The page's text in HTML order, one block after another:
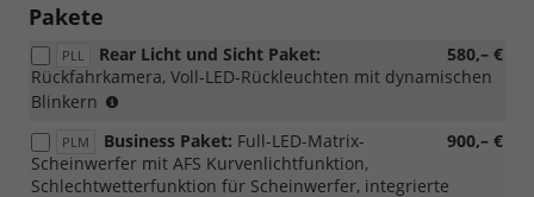
Pakete
PLL 580,– €
Rear Licht und Sicht Paket:
Rückfahrkamera, Voll-LED-Rückleuchten mit dynamischen
Blinkern
3N3
möglich)
PLM 900,– €
Business Paket: Full-LED-Matrix-
Scheinwerfer mit AFS Kurvenlichtfunktion,
Schlechtwetterfunktion für Scheinwerfer, integrierte